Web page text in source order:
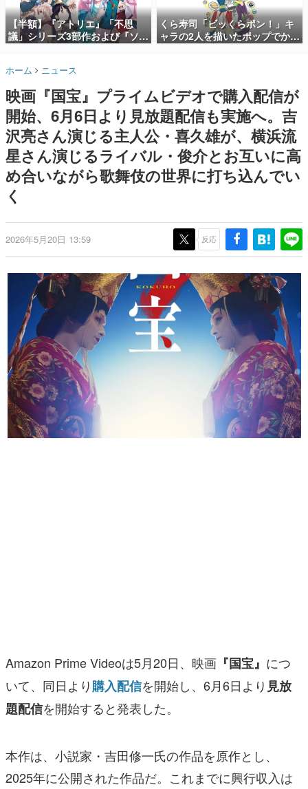
殿堂入り記事
SNS拡散数が数千以上！ ページビュー数万以上！ などな
ど。多くの人々に読まれた、電ファミ渾身の“殿堂入り”記
事をまとめました。
名作ゲームクリエイターの方々に製作時のエピソードをお
きます。
赫本
この物語を解いてはいけない。『赫本』は、〈試験問題〉
の形をした短編ホラー小説集です。
新世代に訊く
これからのデジタルゲーム市場を担う若きクリエイター達
ゲーム世代の作家たち
ゲームに多大な影響を受けた作家さんに取材し、ゲームが
日本のコンテンツ産業やカルチャーに与えた影響を探る企
画です。
日本モバイルゲーム産業史
日本のモバイルゲーム史における主要なトピック・タイト
ルを網羅するほか、開発者へのインタビューや識者による
解説を掲載。約20年の歴史が一望できる決定版！
若ゲのいたり〜ゲームクリエイターの青春〜
『うつヌケ』『ペンと箸』等で知られるマンガ家・田中圭
一先生によるゲーム業界レポートマンガです。
なんでゲームは面白い？
ゲーム開発者・hamatsu氏がゲームの魅力を画面や操作の
具体的な形から解き明かしていく、硬派で骨太な評論連載
です。
その他
電ファミニコゲーマーとは？
運営：株式会社マレ
【半額】『アトリエ』「不思
議」シリーズ3部作および『ソフ
ィーのアトリエ2』公式画集の
ルが開催中。各作品の設定画や
美麗なイラストの数々をふんだ
んに収録
くら寿司「ビッくらポン！」キ
ャラの2人を描いたポップでかわ
いいコラボイラストが公開。コ
ステム主催「Akaku展」にて販
売へ
ホーム ニュース
映画『国宝』プライムビデオで購入配信が
開始、6月6日より見放題配信も実施へ。吉
沢亮さん演じる主人公・喜久雄が、横浜流
星さん演じるライバル・俊介とお互いに高
め合いながら歌舞伎の世界に打ち込んでい
く
2026年5月20日 13:59 反応
Amazon Prime Videoは5月20日、映画 『国宝』 につ
いて、同日より購入配信を開始し、6月6日より 見放
題配信を開始すると発表した。
本作は、小説家・吉田修一氏の作品を原作とし、
2025年に公開された作品だ。これまでに興行収入は